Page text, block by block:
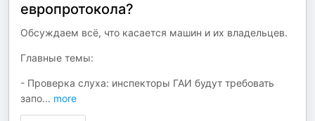
европротокола?
Обсуждаем всё, что касается машин и их владельцев.
Главные темы:
- Проверка слуха: инспекторы ГАИ будут требовать
запо... more